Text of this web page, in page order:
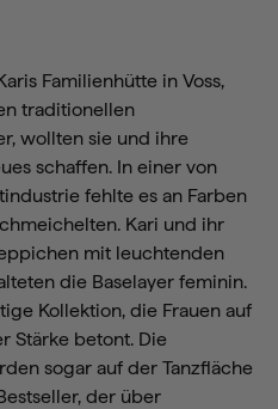
Familienhütte in Voss,
traditionellen
wollten sie und ihre
schaffen. In einer von
fehlte es an Farben
Kari und ihr
mit leuchtenden
die Baselayer feminin.
Kollektion, die Frauen auf
Stärke betont. Die
sogar auf der Tanzfläche
der über